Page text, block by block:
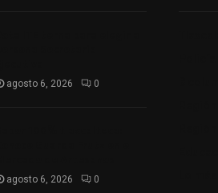
agosto 6, 2026 0
agosto 6, 2026 0